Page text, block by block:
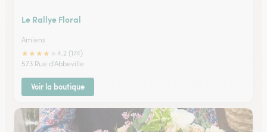
Le Rallye Floral
Amiens
★★★★
4.2 (174)
573 Rue d'Abbeville
Voir la boutique